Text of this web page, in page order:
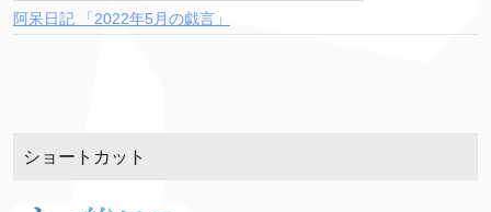
阿呆日記 「2022年5月の戯言」
ショートカット